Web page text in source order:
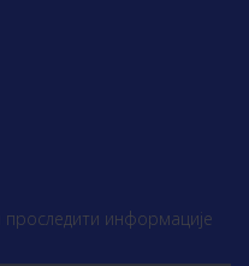
информације